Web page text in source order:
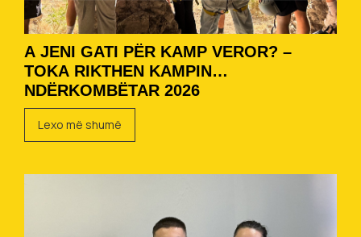
A JENI GATI PËR KAMP VEROR? –
TOKA RIKTHEN KAMPIN
NDËRKOMBËTAR 2026
Lexo më shumë